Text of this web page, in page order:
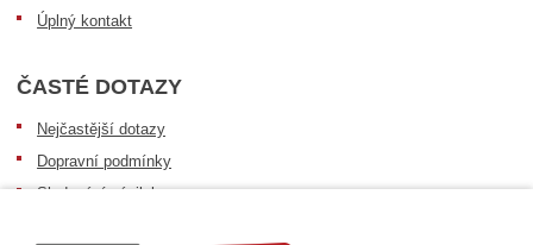
Úplný kontakt
ČASTÉ DOTAZY
Nejčastější dotazy
Dopravní podmínky
Sledování zásilek